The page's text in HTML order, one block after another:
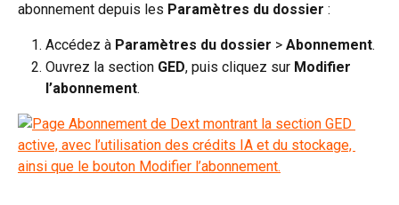
abonnement depuis les Paramètres du dossier :
Accédez à Paramètres du dossier > Abonnement.
Ouvrez la section GED, puis cliquez sur Modifier
l’abonnement.